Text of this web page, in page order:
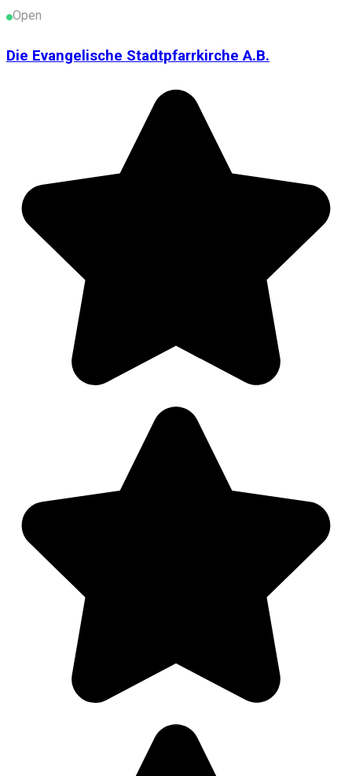
Open
Die Evangelische Stadtpfarrkirche A.B.